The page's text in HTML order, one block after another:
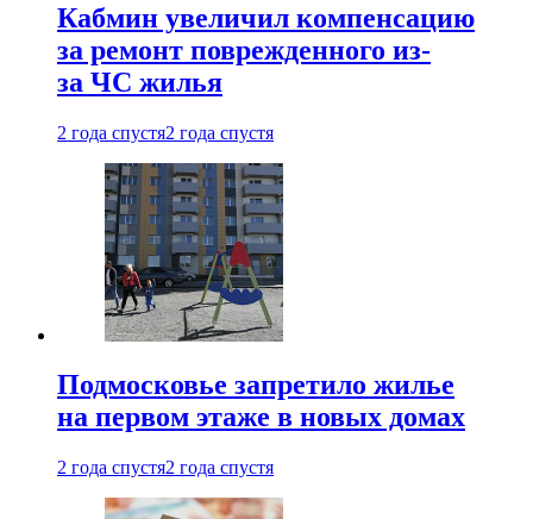
Кабмин увеличил компенсацию
за ремонт поврежденного из-
за ЧС жилья
2 года спустя2 года спустя
Подмосковье запретило жилье
на первом этаже в новых домах
2 года спустя2 года спустя